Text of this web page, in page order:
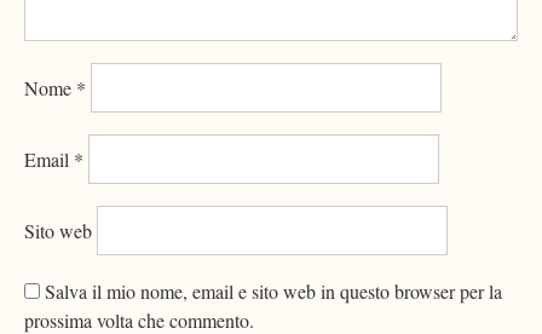
Nome *
Email *
Sito web
Salva il mio nome, email e sito web in questo browser per la
prossima volta che commento.